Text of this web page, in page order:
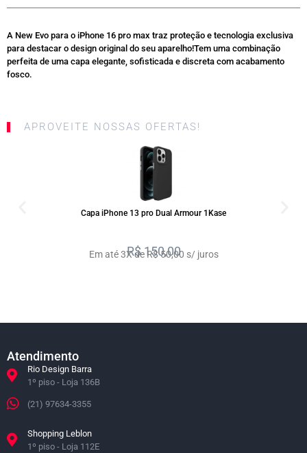
A New Evo para o iPhone 16 pro max traz proteção e tecnologia exclusiva
para destacar o design original do seu aparelho!Tem uma combinação
perfeita de uma capa elegante, sofisticada e discreta com acabamento
fosco.
APROVEITE NOSSAS OFERTAS!
Capa iPhone 13 pro Dual Armour 1Kase
R$150,00
Em até 3X de R$ 50,00 s/ juros
Atendimento
Rio Design Barra
1º piso - Loja 136B
(21) 97634-3355
Shopping Leblon
1º piso - Loja 112E